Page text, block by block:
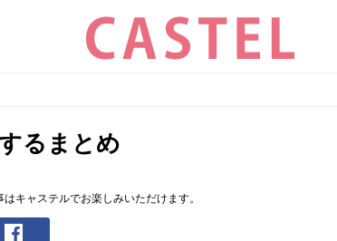
るまとめ
キャステルでお楽しみいただけます。